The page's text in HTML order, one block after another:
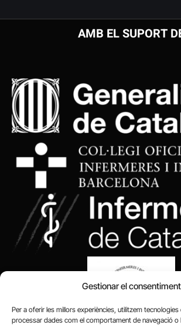
Gestionar el consentiment
Per a oferir les millors experiències, utilitzem
processar dades com el comportament de navegació o
AMB EL SUPORT